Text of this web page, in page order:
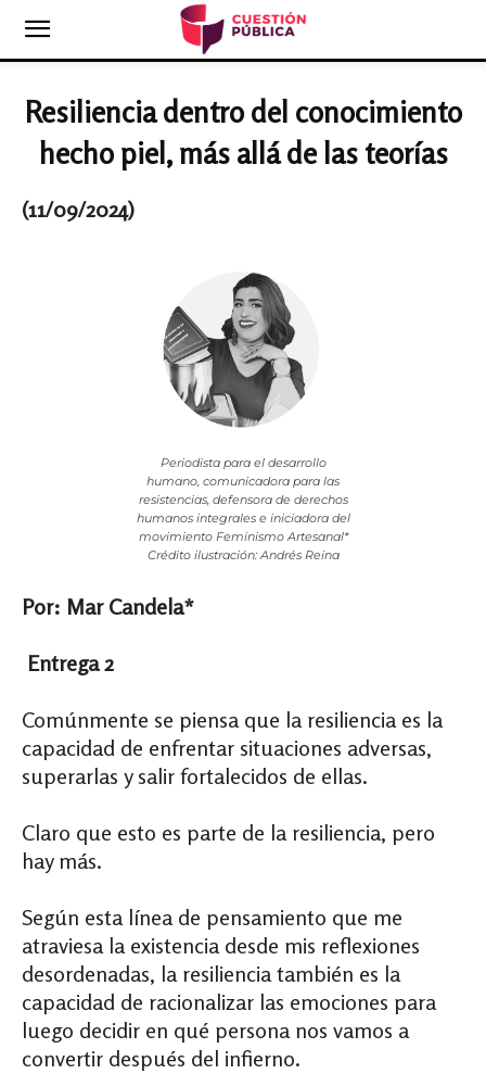
Resiliencia dentro del conocimiento
hecho piel, más allá de las teorías
(11/09/2024)
Periodista para el desarrollo
humano, comunicadora para las
resistencias, defensora de derechos
humanos integrales e iniciadora del
movimiento Feminismo Artesanal*
Crédito ilustración: Andrés Reina
Por: Mar Candela*
Entrega 2
Comúnmente se piensa que la resiliencia es la
capacidad de enfrentar situaciones adversas,
superarlas y salir fortalecidos de ellas.
Claro que esto es parte de la resiliencia, pero
hay más.
Según esta línea de pensamiento que me
atraviesa la existencia desde mis reflexiones
desordenadas, la resiliencia también es la
capacidad de racionalizar las emociones para
luego decidir en qué persona nos vamos a
convertir después del infierno.